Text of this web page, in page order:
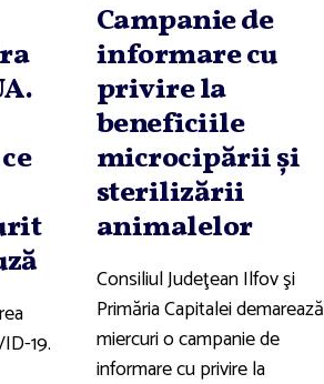
19.
Campanie de
informare cu
privire la
beneficiile
microcipării şi
sterilizării
animalelor
Consiliul Judeţean Ilfov şi
Primăria Capitalei demarează
miercuri o campanie de
informare cu privire la